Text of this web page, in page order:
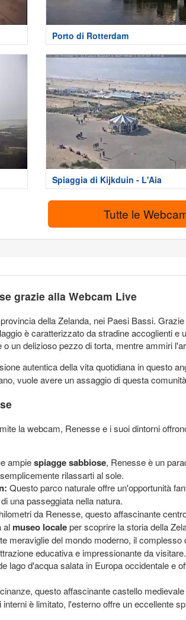
Porto di Rotterdam
Spiaggia di Kijkduin - L'Aia
Tutte le
grazie alla Webcam Live
della Zelanda, nei Paesi Bassi.
è caratterizzato da stradine accoglienti
un delizioso pezzo di torta, mentre ammiri
autentica della vita quotidiana in questo
vuole avere un assaggio di questa
la webcam, Renesse e i suoi dintorni
ampiespiagge sabbiose, Renesse è un
rilassarti al sole.
Questo parco naturale offre un'opportunità
una passeggiata nella natura.
da Renesse, questo affascinante
al museo localeper scoprire la storia della
meraviglie del mondo moderno, il
educativa e impressionante da visitare.
lago d'acqua salata in Europa occidentale
questo affascinante castello
è limitato, l'esterno offre un eccellente